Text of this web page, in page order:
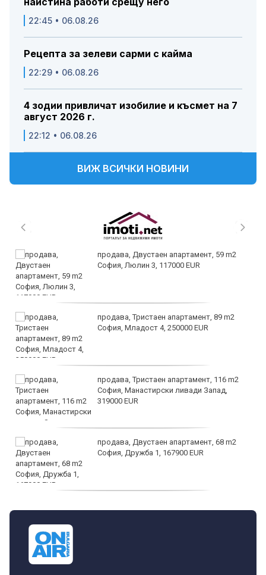
22:45 • 06.08.26
Рецепта за зелеви сарми с кайма
22:29 • 06.08.26
4 зодии привличат изобилие и късмет на 7
август 2026 г.
22:12 • 06.08.26
ВИЖ ВСИЧКИ НОВИНИ
продава, Двустаен апартамент, 59 m2
София, Люлин 3, 117000 EUR
продава, Тристаен апартамент, 89 m2
София, Младост 4, 250000 EUR
продава, Тристаен апартамент, 116 m2
София, Манастирски ливади Запад,
319000 EUR
продава, Двустаен апартамент, 68 m2
София, Дружба 1, 167900 EUR